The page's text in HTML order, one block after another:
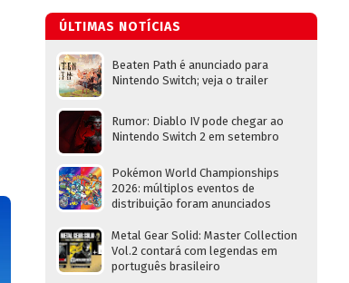
ÚLTIMAS NOTÍCIAS
Beaten Path é anunciado para
Nintendo Switch; veja o trailer
Rumor: Diablo IV pode chegar ao
Nintendo Switch 2 em setembro
Pokémon World Championships
2026: múltiplos eventos de
distribuição foram anunciados
Metal Gear Solid: Master Collection
Vol.2 contará com legendas em
português brasileiro